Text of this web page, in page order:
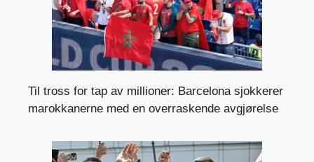
Til tross for tap av millioner: Barcelona sjokkerer
marokkanerne med en overraskende avgjørelse